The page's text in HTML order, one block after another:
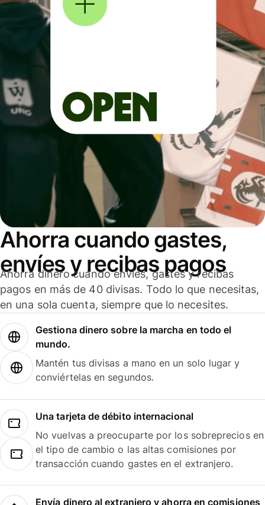
Ahorra cuando gastes,
envíes y recibas pagos
Ahorra dinero cuando envíes, gastes y recibas
pagos en más de 40 divisas. Todo lo que necesitas,
en una sola cuenta, siempre que lo necesites.
Gestiona dinero sobre la marcha en todo el
mundo.
Mantén tus divisas a mano en un solo lugar y
conviértelas en segundos.
Una tarjeta de débito internacional
No vuelvas a preocuparte por los sobreprecios en
el tipo de cambio o las altas comisiones por
transacción cuando gastes en el extranjero.
Envía dinero al extranjero y ahorra en comisiones